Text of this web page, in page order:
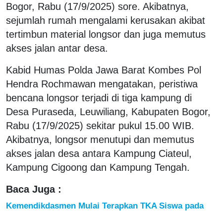
Bogor, Rabu (17/9/2025) sore. Akibatnya,
sejumlah rumah mengalami kerusakan akibat
tertimbun material longsor dan juga memutus
akses jalan antar desa.
Kabid Humas Polda Jawa Barat Kombes Pol
Hendra Rochmawan mengatakan, peristiwa
bencana longsor terjadi di tiga kampung di
Desa Puraseda, Leuwiliang, Kabupaten Bogor,
Rabu (17/9/2025) sekitar pukul 15.00 WIB.
Akibatnya, longsor menutupi dan memutus
akses jalan desa antara Kampung Ciateul,
Kampung Cigoong dan Kampung Tengah.
Baca Juga :
Kemendikdasmen Mulai Terapkan TKA Siswa pada